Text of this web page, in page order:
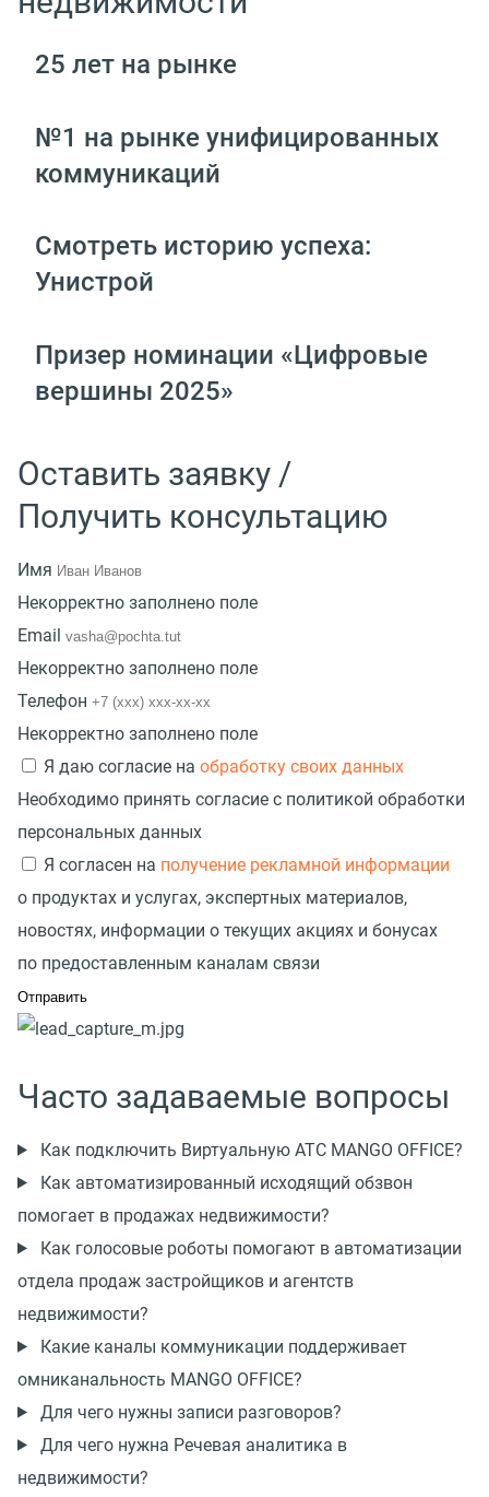
25 лет на рынке
№1 на рынке унифицированных
коммуникаций
Смотреть историю успеха:
Унистрой
Призер номинации «Цифровые
вершины 2025»
Оставить заявку /
Получить консультацию
Имя
Некорректно заполнено поле
Email
Некорректно заполнено поле
Телефон
Некорректно заполнено поле
Я даю согласие на обработку своих данных
Необходимо принять согласие с политикой обработки
персональных данных
Я согласен на получение рекламной информации
о продуктах и услугах, экспертных материалов,
новостях, информации о текущих акциях и бонусах
по предоставленным каналам связи
Часто задаваемые вопросы
Как подключить Виртуальную АТС MANGO OFFICE?
Как автоматизированный исходящий обзвон
помогает в продажах недвижимости?
Как голосовые роботы помогают в автоматизации
отдела продаж застройщиков и агентств
недвижимости?
Какие каналы коммуникации поддерживает
омниканальность MANGO OFFICE?
Для чего нужны записи разговоров?
Для чего нужна Речевая аналитика в
недвижимости?